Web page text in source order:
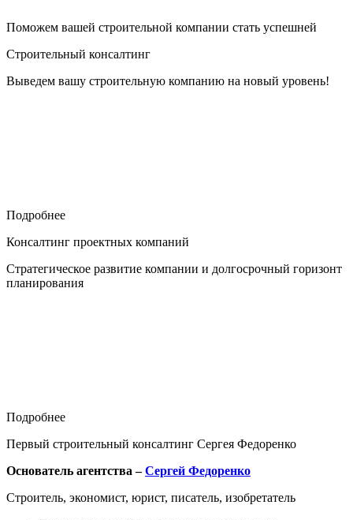
Поможем вашей строительной компании стать успешней
Строительный консалтинг
Выведем вашу строительную компанию на новый уровень!
Подробнее
Консалтинг проектных компаний
Стратегическое развитие компании и долгосрочный горизонт
планирования
Подробнее
Первый строительный консалтинг Сергея Федоренко
Основатель агентства –Сергей Федоренко
Строитель, экономист, юрист, писатель, изобретатель